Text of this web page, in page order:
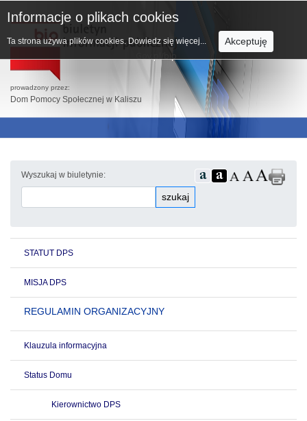
prowadzony przez:
Dom Pomocy Społecznej w Kaliszu
Wyszukaj w biuletynie:
szukaj
STATUT DPS
MISJA DPS
REGULAMIN ORGANIZACYJNY
Klauzula informacyjna
Status Domu
Kierownictwo DPS
Informacje o plikach cookies
Ta strona używa plików cookies. Dowiedz się więcej... Akceptuję